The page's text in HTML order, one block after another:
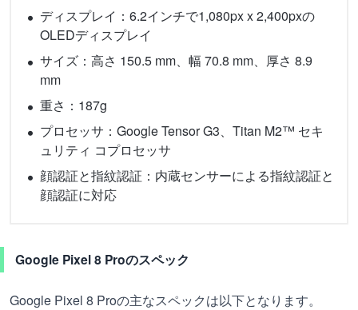
ディスプレイ：6.2インチで1,080px x 2,400pxの
OLEDディスプレイ
サイズ：高さ 150.5 mm、幅 70.8 mm、厚さ 8.9
mm
重さ：187g
プロセッサ：Google Tensor G3、Titan M2™ セキ
ュリティ コプロセッサ
顔認証と指紋認証：内蔵センサーによる指紋認証と
顔認証に対応
Google Pixel 8 Proのスペック
Google Pixel 8 Proの主なスペックは以下となります。